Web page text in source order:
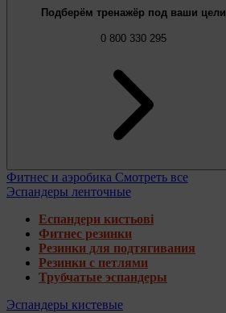
Подберём тренажёр под ваши цели
0 800 330 295
Фитнес и аэробика Смотреть все
Эспандеры ленточные
Еспандери кистьові
Фитнес резинки
Резинки для подтягивания
Резинки с петлями
Трубчатые эспандеры
Эспандеры кистевые